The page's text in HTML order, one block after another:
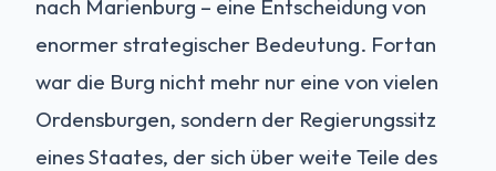
nach Marienburg – eine Entscheidung von
enormer strategischer Bedeutung. Fortan
war die Burg nicht mehr nur eine von vielen
Ordensburgen, sondern der Regierungssitz
eines Staates, der sich über weite Teile des